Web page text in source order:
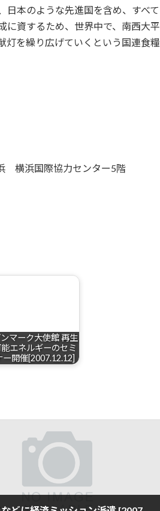
日本のような先進国を含め、すべて
に資するため、世界中で、南西大平
灯を繰り広げていくという国連食糧
横浜国際協力センター5階
マーク大使館 再生
エネルギーのセミ
ー開催[2007.12.12]